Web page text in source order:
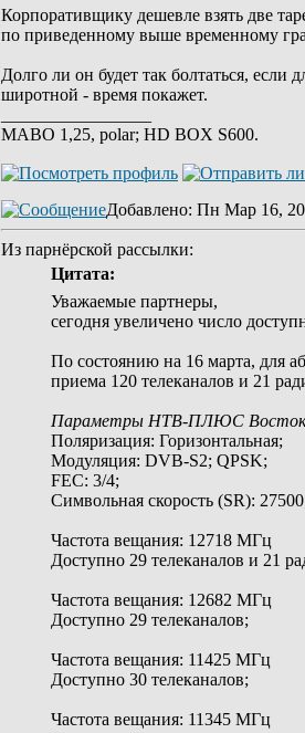
Корпоративщику дешевле взять две
по приведенному выше временному
Долго ли он будет так болтаться, если
широтной - время покажет.
MABO 1,25, polar; HD BOX S600.
Добавлено: Пн Мар 16,
Из парнёрской рассылки:
Цитата:
Уважаемые партнеры,
сегодня увеличено число
По состоянию на 16 марта,
приема 120 телеканалов и 21
Параметры НТВ-ПЛЮС Восток
Поляризация: Горизонтальная;
Модуляция: DVB-S2; QPSK;
FEC: 3/4;
Символьная скорость (SR):
Частота вещания: 12718 МГц
Доступно 29 телеканалов и 21
Частота вещания: 12682 МГц
Доступно 29 телеканалов;
Частота вещания: 11425 МГц
Доступно 30 телеканалов;
Частота вещания: 11345 МГц